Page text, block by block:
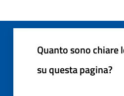
Quanto sono
su questa pagina?